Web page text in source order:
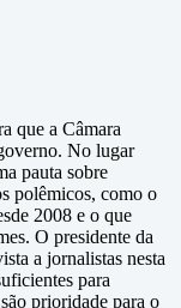
que a Câmara
No lugar
pauta sobre
polêmicos, como o
2008 e o que
O presidente da
a jornalistas nesta
para
prioridade para o